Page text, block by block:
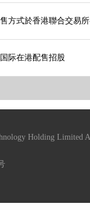
方式於香港聯合交易
际在港配售招股
Holding Limited